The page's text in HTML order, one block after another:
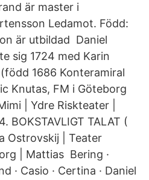
är master i
Ledamot. Född:
är utbildad Daniel
sig 1724 med Karin
1686 Konteramiral
Knutas, FM i Göteborg
| Ydre Riskteater |
BOKSTAVLIGT TALAT (
Ostrovskij | Teater
| Mattias Bering ·
· Casio · Certina · Daniel